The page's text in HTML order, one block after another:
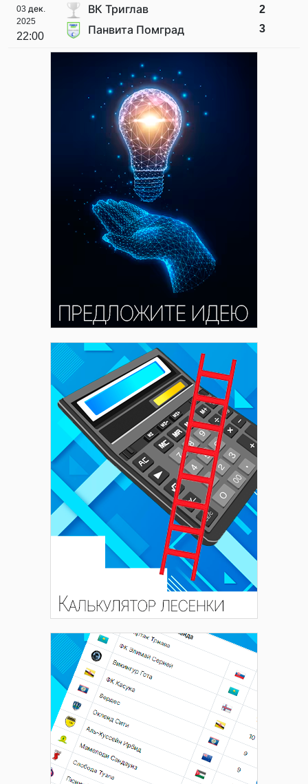
03 дек.
2025
22:00
ВК Триглав
Панвита Помград
2
3